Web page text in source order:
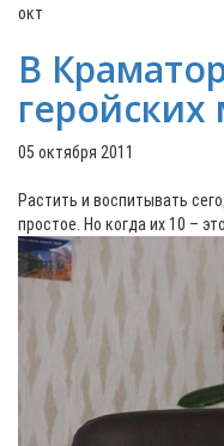
окт
В
геройских
05 октября 2011
Растить и воспитывать
простое. Но когда их 10 –